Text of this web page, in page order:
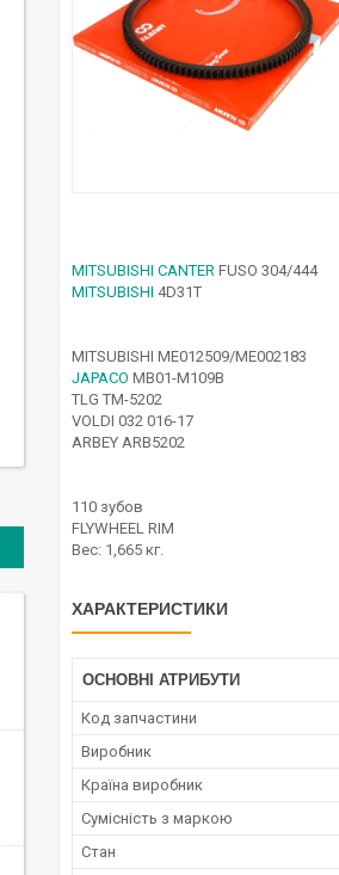
MITSUBISHI CANTER FUSO 304/444
MITSUBISHI 4D31T
MITSUBISHI ME012509/ME002183
JAPACO MB01-M109B
TLG TM-5202
VOLDI 032 016-17
ARBEY ARB5202
110 зубов
FLYWHEEL RIM
Вес: 1,665 кг.
ХАРАКТЕРИСТИКИ
ОСНОВНІ АТРИБУТИ
Код запчастини
Виробник
Країна виробник
Сумісність з маркою
Стан